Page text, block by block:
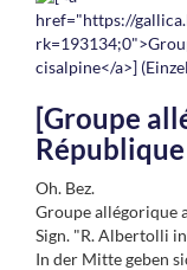
[Groupe
Oh. Bez.
Groupe allégorique
Sign. "R. Albertolli
In der Mitte geben